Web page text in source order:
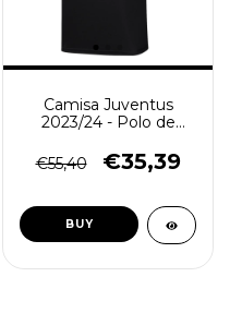
Camisa Juventus
2023/24 - Polo de
Preta
€55,40 €35,39
BUY